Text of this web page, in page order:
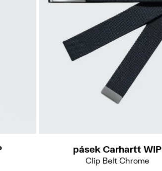
pásek Carhartt WIP
Clip Belt Chrome